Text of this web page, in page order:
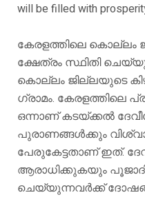
will be filled with
കേരളത്തിലെ കൊല്ലം
ക്ഷേത്രം സ്ഥിതി
കൊല്ലം ജില്ലയുടെ
ഗ്രാമം. കേരളത്തിലെ
ഒന്നാണ് കടയ്ക്കൽ
പുരാണങ്ങൾക്കും
പേരുകേട്ടതാണ് ഇത്.
ആരാധിക്കുകയും
ചെയ്യുന്നവർക്ക്